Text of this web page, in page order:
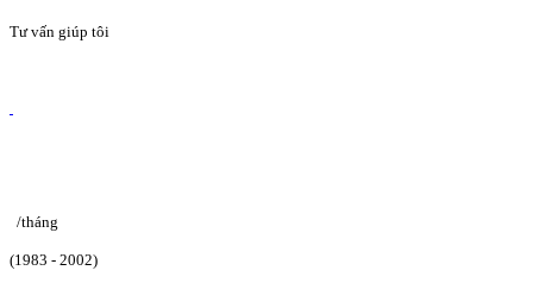
Tư vấn giúp tôi
/tháng
(1983 - 2002)